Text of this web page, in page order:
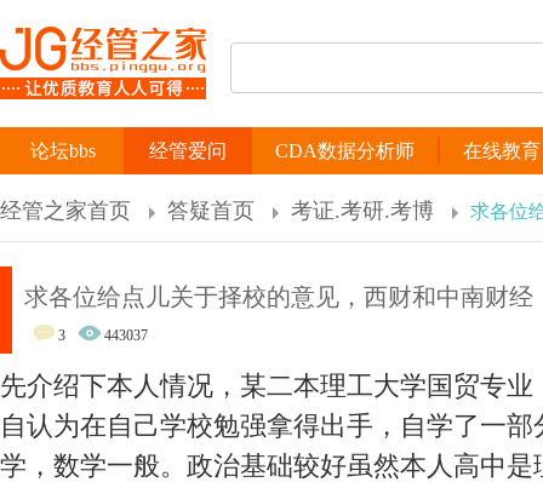
经管爱问 CDA数据分析师 在线教育
论坛bbs
经管之家首页 答疑首页 考证.考研.考博 求各位
求各位给点儿关于择校的意见，西财和中南财经
3 443037
先介绍下本人情况，某二本理工大学国贸专
自认为在自己学校勉强拿得出手，自学了一
学，数学一般。政治基础较好虽然本人高中是